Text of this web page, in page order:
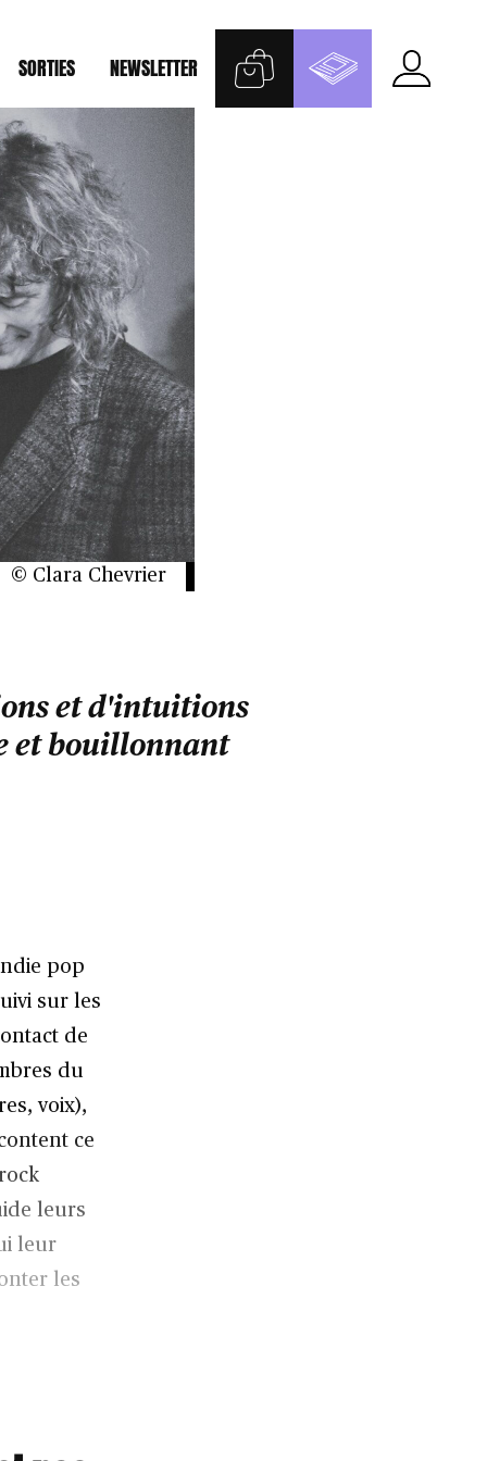
SORTIES NEWSLETTER
© Clara Chevrier
et d'intuitions
et bouillonnant
pop
sur les
de
du
voix),
ce
leurs
leur
les